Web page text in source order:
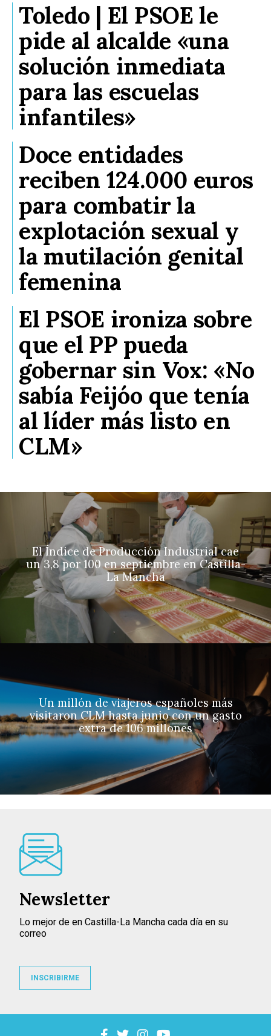
Toledo | El PSOE le
pide al alcalde «una
solución inmediata
para las escuelas
infantiles»
Doce entidades
reciben 124.000 euros
para combatir la
explotación sexual y
la mutilación genital
femenina
El PSOE ironiza sobre
que el PP pueda
gobernar sin Vox: «No
sabía Feijóo que tenía
al líder más listo en
CLM»
El Índice de Producción Industrial cae
un 3,8 por 100 en septiembre en Castilla-
La Mancha
Un millón de viajeros españoles más
visitaron CLM hasta junio con un gasto
extra de 106 millones
Newsletter
Lo mejor de en Castilla-La Mancha cada día en su
correo
INSCRIBIRME